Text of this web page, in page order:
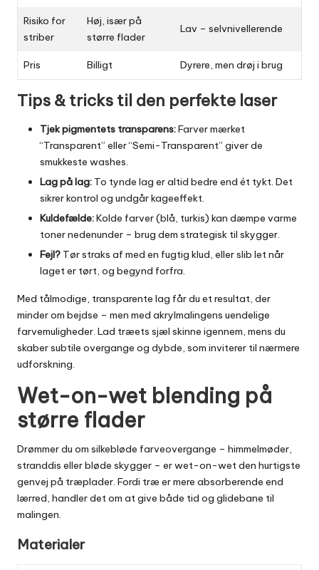
Risiko for
striber
Høj, især på
større flader
Lav – selvnivellerende
Pris Billigt Dyrere, men drøj i brug
Tips & tricks til den perfekte laser
Tjek pigmentets transparens:Farver mærket
“Transparent” eller “Semi-Transparent” giver de
smukkeste washes.
Lag på lag: To tynde lag er altid bedre end ét tykt. Det
sikrer kontrol og undgår kageeffekt.
Kuldefælde:Kolde farver (blå, turkis) kan dæmpe varme
toner nedenunder – brug dem strategisk til skygger.
Fejl? Tør straks af med en fugtig klud, eller slib let når
laget er tørt, og begynd forfra.
Med tålmodige, transparente lag får du et resultat, der
minder om bejdse – men med akrylmalingens uendelige
farvemuligheder. Lad træets sjæl skinne igennem, mens du
skaber subtile overgange og dybde, som inviterer til nærmere
udforskning.
Wet-on-wet blending på
større flader
Drømmer du om silkebløde farveovergange – himmelmøder,
stranddis eller bløde skygger – er wet-on-wet den hurtigste
genvej på træplader. Fordi træ er mere absorberende end
lærred, handler det om at give både tid og glidebane til
malingen.
Materialer